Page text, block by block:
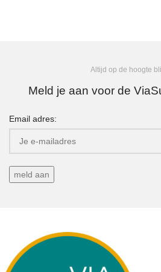
Altijd op de hoogte
Meld je aan voor de
Email adres: